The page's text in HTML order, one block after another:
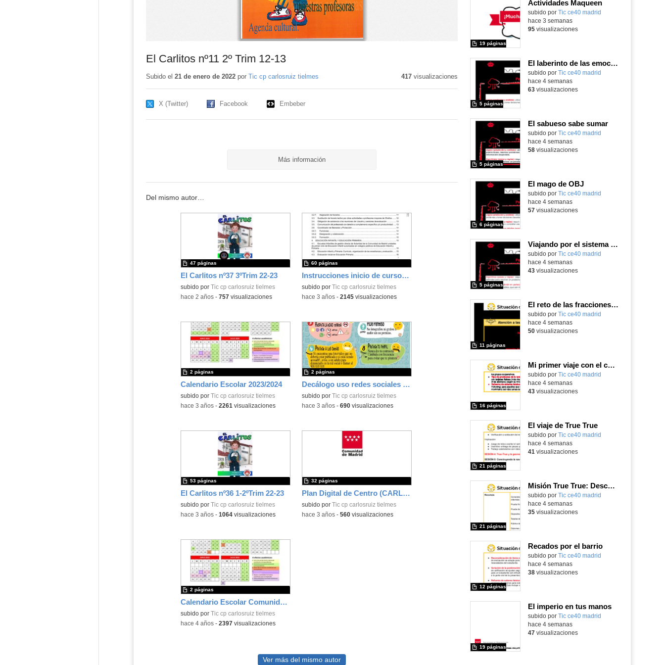
El Carlitos nº11 2º Trim 12-13
Subido el 21 de enero de 2022por Tic cp carlosruiz tielmes 417visualizaciones
X (Twitter) Facebook Embeber
Más información
Del mismo autor…
El Carlitos nº37 3ºTrim 22-23
subido por Tic cp carlosruiz tielmes
47 páginas
-hace 2 años- 757visualizaciones
Instrucciones inicio de curso 2023/2024
subido por Tic cp carlosruiz tielmes
60 páginas
-hace 3 años- 2145visualizaciones
Calendario Escolar 2023/2024
subido por Tic cp carlosruiz tielmes
2 páginas
-hace 3 años- 2261 visualizaciones
Decálogo uso redes sociales (Tielmes)
subido por Tic cp carlosruiz tielmes
2 páginas
-hace 3 años- 690visualizaciones
El Carlitos nº36 1-2ºTrim 22-23
subido por Tic cp carlosruiz tielmes
53 páginas
-hace 3 años- 1064visualizaciones
Plan Digital de Centro (CARLOS RUIZ)
subido por Tic cp carlosruiz tielmes
32 páginas
-hace 3 años- 560visualizaciones
Calendario Escolar Comunidad de Madrid 22/23
subido por Tic cp carlosruiz tielmes
2 páginas
-hace 4 años- 2397visualizaciones
Ver más del mismo autor
Actividades Maqueen
Contenido educativo.
subido por Tic ce40 madrid
19 páginas
hace 3 semanas
95visualizaciones
El laberinto de las emociones
subido por Tic ce40 madrid
5 páginas
hace 4 semanas
63visualizaciones
El sabueso sabe sumar
subido por Tic ce40 madrid
5 páginas
hace 4 semanas
58visualizaciones
El mago de OBJ
subido por Tic ce40 madrid
6 páginas
hace 4 semanas
57visualizaciones
Viajando por el sistema solar
subido por Tic ce40 madrid
5 páginas
hace 4 semanas
43visualizaciones
El reto de las fracciones luminosas
subido por Tic ce40 madrid
11 páginas
hace 4 semanas
50visualizaciones
Mi primer viaje con el caballero de la Mancha
subido por Tic ce40 madrid
16 páginas
hace 4 semanas
43visualizaciones
El viaje de True True
subido por Tic ce40 madrid
21 páginas
hace 4 semanas
41 visualizaciones
Misión True True: Descubriendo el Sistema Solar
subido por Tic ce40 madrid
21 páginas
hace 4 semanas
35visualizaciones
Recados por el barrio
subido por Tic ce40 madrid
12 páginas
hace 4 semanas
38visualizaciones
El imperio en tus manos
subido por Tic ce40 madrid
19 páginas
hace 4 semanas
47visualizaciones